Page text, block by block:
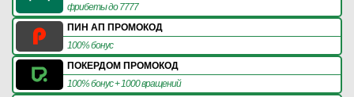
фрибеты до 7777
ПИН АП ПРОМОКОД
100% бонус
ПОКЕРДОМ ПРОМОКОД
100% бонус + 1000 вращений